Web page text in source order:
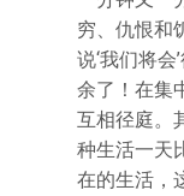
穷、仇恨和
说‘我们将
余了！在集
互相径庭。
种生活一天
在的生活，